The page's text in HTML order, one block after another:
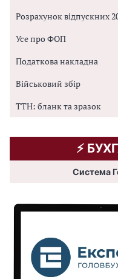
Розрахунок відпускних
Усе про ФОП
Податкова накладна
Військовий збір
ТТН: бланк та зразок
⚡️
Система